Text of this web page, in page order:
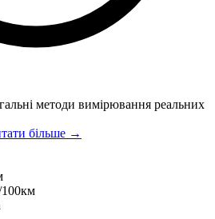
методи вимірювання реальних
більше →